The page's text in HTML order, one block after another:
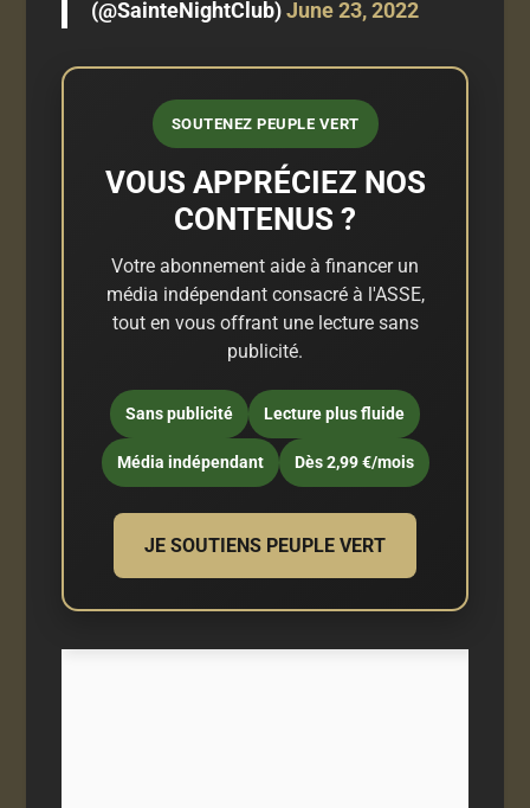
(@SainteNightClub)June 23, 2022
SOUTENEZ PEUPLE VERT
VOUS APPRÉCIEZ NOS
CONTENUS ?
Votre abonnement aide à financer un
média indépendant consacré à l'ASSE,
tout en vous offrant une lecture sans
publicité.
Sans publicité Lecture plus fluide
Média indépendant Dès 2,99 €/mois
JE SOUTIENS PEUPLE VERT